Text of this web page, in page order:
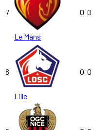
7
Le Mans
0 0
8
Lille
0 0